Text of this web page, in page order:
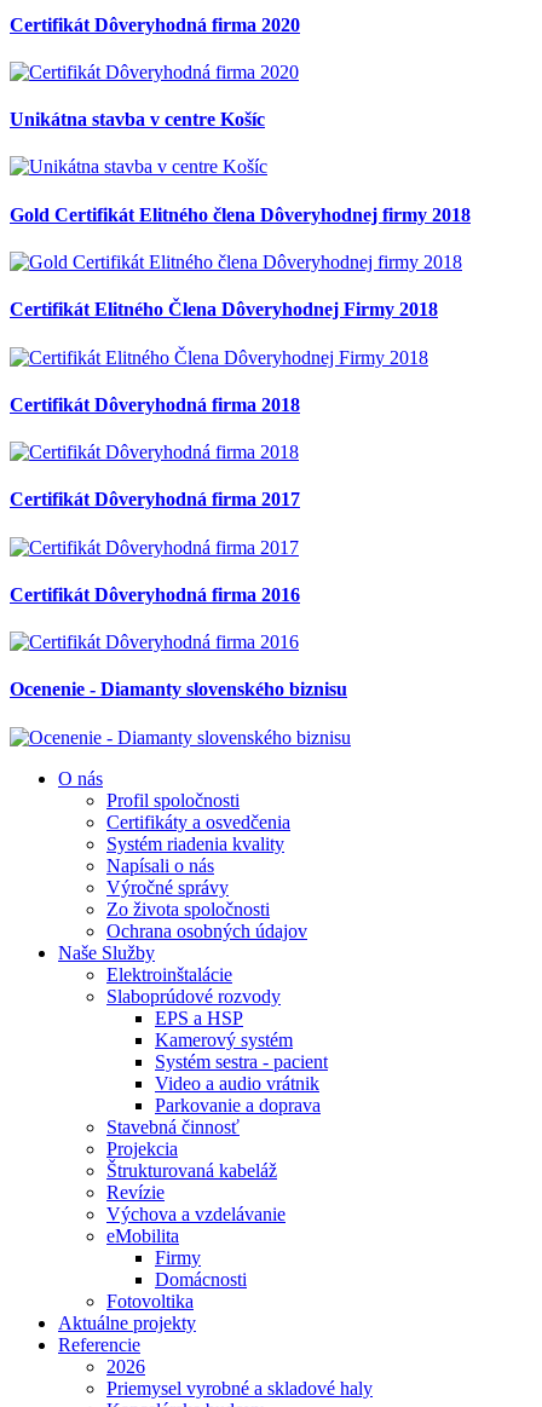
Certifikát Dôveryhodná firma 2020
Unikátna stavba v centre Košíc
Gold Certifikát Elitného člena Dôveryhodnej firmy 2018
Certifikát Elitného Člena Dôveryhodnej Firmy 2018
Certifikát Dôveryhodná firma 2018
Certifikát Dôveryhodná firma 2017
Certifikát Dôveryhodná firma 2016
Ocenenie - Diamanty slovenského biznisu
O nás
Profil spoločnosti
Certifikáty a osvedčenia
Systém riadenia kvality
Napísali o nás
Výročné správy
Zo života spoločnosti
Ochrana osobných údajov
Naše Služby
Elektroinštalácie
Slaboprúdové rozvody
EPS a HSP
Kamerový systém
Systém sestra - pacient
Video a audio vrátnik
Parkovanie a doprava
Stavebná činnosť
Projekcia
Štrukturovaná kabeláž
Revízie
Výchova a vzdelávanie
eMobilita
Firmy
Domácnosti
Fotovoltika
Aktuálne projekty
Referencie
2026
Priemysel vyrobné a skladové haly